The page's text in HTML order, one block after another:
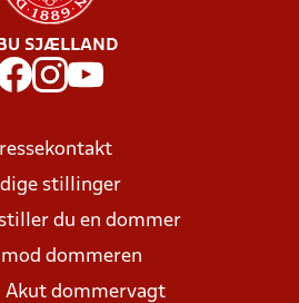
SJÆLLAND
stillinger
du en dommer
dommeren
Akut dommervagt